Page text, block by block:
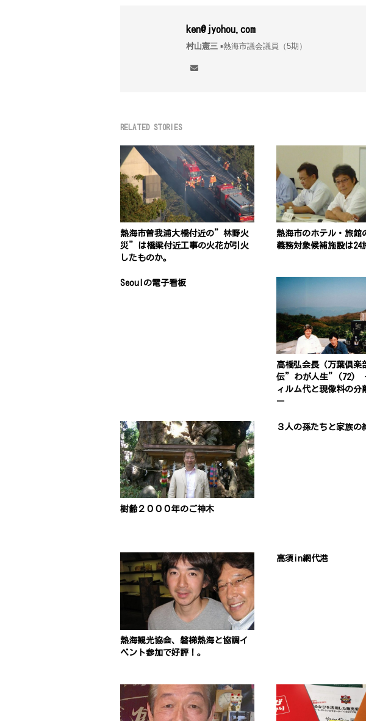
ken@jyohou.com
村山憲三 ▪︎熱海市議会議員（5期）
RELATED STORIES
熱海市曽我浦大橋付近の”林野火
災”は橋梁付近工事の火花が引火
したものか。
熱海市のホテル・旅館
義務対象候補施設は24
Seoulの電子看板
高橋弘会長（万葉倶楽
伝”わが人生”(72)
ィルム代と現像料の分
ー
樹齢２０００年のご神木
３人の孫たちと家族の
熱海観光協会、磐梯熱海と協調イ
ベント参加で好評！。
高須in網代港